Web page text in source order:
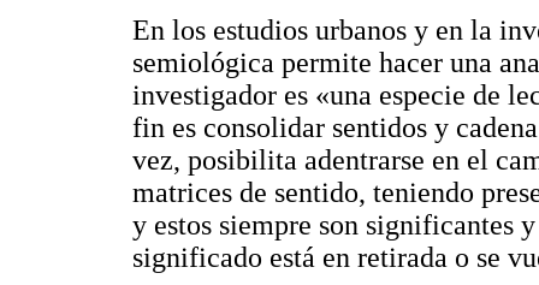
En los estudios urbanos y en la
semiológica permite hacer una
investigador es «una especie de
fin es consolidar sentidos y
vez, posibilita adentrarse en el
matrices de sentido, teniendo
y estos siempre son significantes
significado está en retirada o se